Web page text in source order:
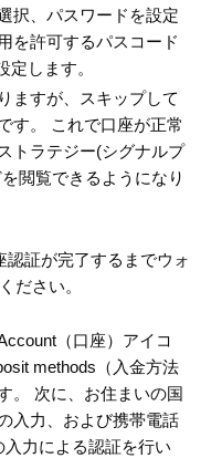
択、パスワードを設定
を許可するパスコード
定します。
ますが、スキップして
す。 これで口座が正常
トラテジー(シグナルプ
閲覧できるようになり
認証が完了するまでウォ
ださい。
（口座）アイコ
methods（入金方法
。 次に、お住まいの国
入力、および携帯電話
力による認証を行い